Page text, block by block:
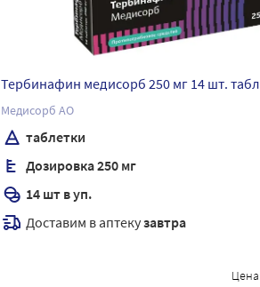
Тербинафин медисорб 250 мг 14 шт.
Медисорб АО
таблетки
Дозировка 250 мг
14 шт в уп.
Доставим в аптекузавтра
Цена: